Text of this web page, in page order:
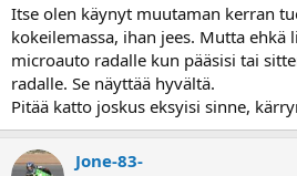
Itse olen käynyt muutaman kerran
kokeilemassa, ihan jees. Mutta
microauto radalle kun pääsisi tai
radalle. Se näyttää hyvältä.
Pitää katto joskus eksyisi sinne,
Jone-83-